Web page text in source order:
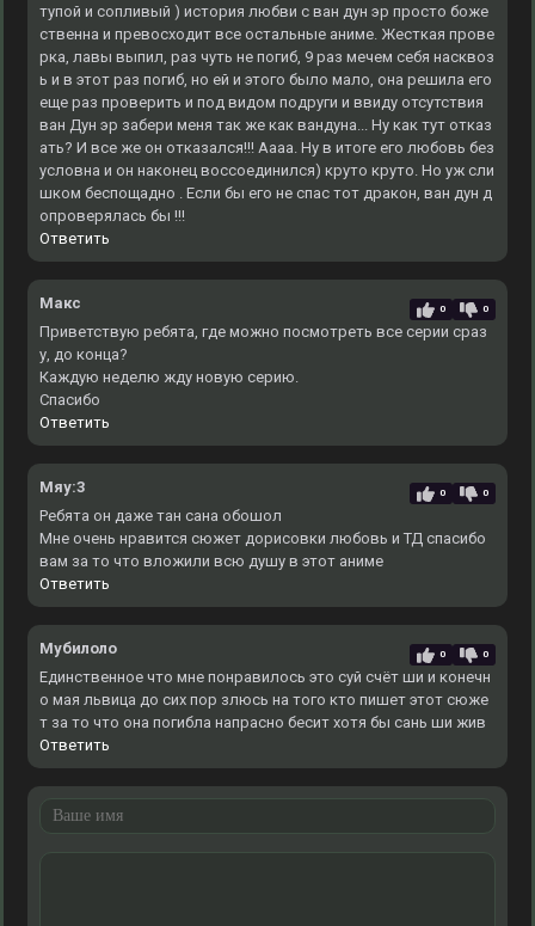
тупой и сопливый ) история любви с ван дун эр просто боже
ственна и превосходит все остальные аниме. Жесткая прове
рка, лавы выпил, раз чуть не погиб, 9 раз мечем себя насквоз
ь и в этот раз погиб, но ей и этого было мало, она решила его
еще раз проверить и под видом подруги и ввиду отсутствия
ван Дун эр забери меня так же как вандуна... Ну как тут отказ
ать? И все же он отказался!!! Аааа. Ну в итоге его любовь без
условна и он наконец воссоединился) круто круто. Но уж сли
шком беспощадно . Если бы его не спас тот дракон, ван дун д
опроверялась бы !!!
Ответить
Макс 0 0
Приветствую ребята, где можно посмотреть все серии сраз
у, до конца?
Каждую неделю жду новую серию.
Спасибо
Ответить
Мяу:3 0 0
Ребята он даже тан сана обошол
Мне очень нравится сюжет дорисовки любовь и ТД спасибо
вам за то что вложили всю душу в этот аниме
Ответить
Мубилоло 0 0
Единственное что мне понравилось это суй счёт ши и конечн
о мая львица до сих пор злюсь на того кто пишет этот сюже
т за то что она погибла напрасно бесит хотя бы сань ши жив
Ответить